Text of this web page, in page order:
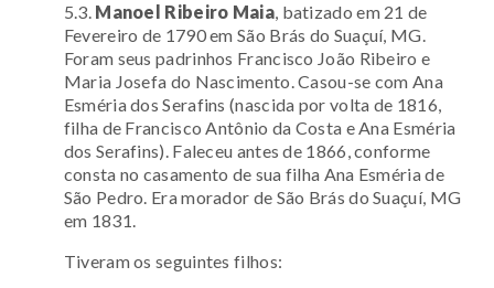
5.3. Manoel Ribeiro Maia, batizado em 21 de
Fevereiro de 1790 em São Brás do Suaçuí, MG.
Foram seus padrinhos Francisco João Ribeiro e
Maria Josefa do Nascimento. Casou-se com Ana
Esméria dos Serafins (nascida por volta de 1816,
filha de Francisco Antônio da Costa e Ana Esméria
dos Serafins). Faleceu antes de 1866, conforme
consta no casamento de sua filha Ana Esméria de
São Pedro. Era morador de São Brás do Suaçuí, MG
em 1831.
Tiveram os seguintes filhos: